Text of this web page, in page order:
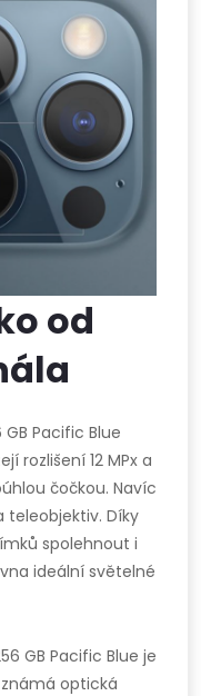
od
GB Pacific Blue
rozlišení 12 MPx a
čočkou. Navíc
Díky
spolehnout i
ideální světelné
GB Pacific Blue je
optická